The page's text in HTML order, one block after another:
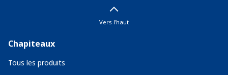
Vers l'haut
Chapiteaux
Tous les produits